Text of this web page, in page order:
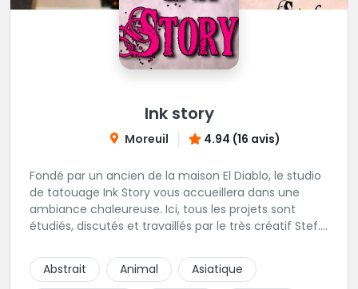
Ink story
Moreuil 4.94 (16 avis)
Fondé par un ancien de la maison El Diablo, le studio
de tatouage Ink Story vous accueillera dans une
ambiance chaleureuse. Ici, tous les projets sont
étudiés, discutés et travaillés par le très créatif Stef.
Abstrait
Animal
Asiatique